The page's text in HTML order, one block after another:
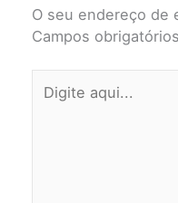
O seu endereço de
Campos
aqui...